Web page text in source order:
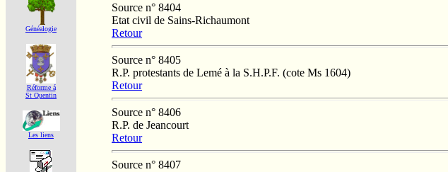
Généalogie
Réforme á
St Quentin
Les liens
Source n° 8404
Etat civil de Sains-Richaumont
Retour
Source n° 8405
R.P. protestants de Lemé à la S.H.P.F. (cote Ms 1604)
Retour
Source n° 8406
R.P. de Jeancourt
Retour
Source n° 8407